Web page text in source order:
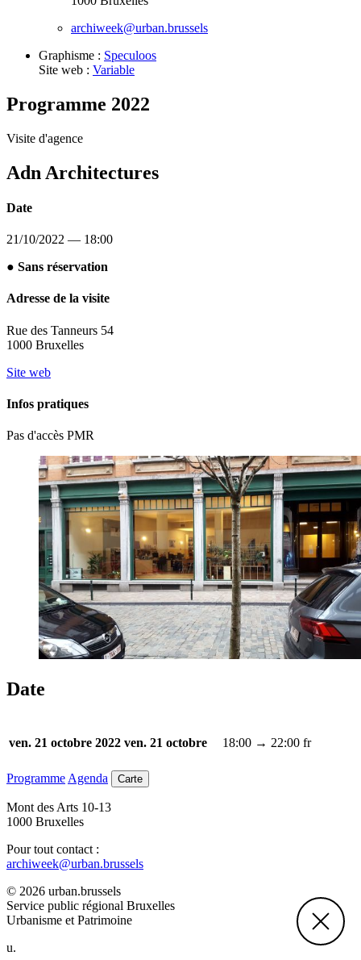
archiweek@urban.brussels
Graphisme : Speculoos
Site web : Variable
Programme 2022
Visite d'agence
Adn Architectures
Date
21/10/2022 — 18:00
● Sans réservation
Adresse de la visite
Rue des Tanneurs 54
1000 Bruxelles
Site web
Infos pratiques
Pas d'accès PMR
Date
ven. 21 octobre 2022 ven. 21 octobre 18:00 → 22:00 fr
Programme Agenda Carte
Mont des Arts 10-13
1000 Bruxelles
Pour tout contact :
archiweek@urban.brussels
© 2026 urban.brussels
Service public régional Bruxelles
Urbanisme et Patrimoine
u.